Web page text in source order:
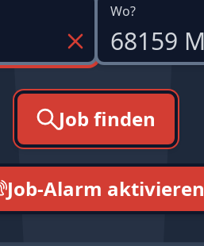
Wo?
Job finden
Job-Alarm aktivieren